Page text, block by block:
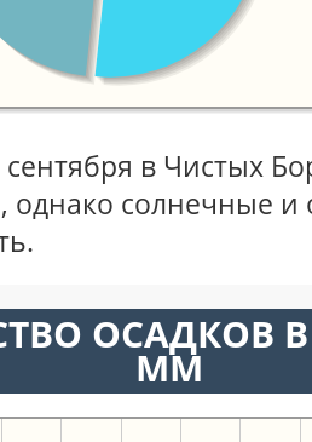
в Чистых
однако солнечные
ОСАДКОВ В
ММ